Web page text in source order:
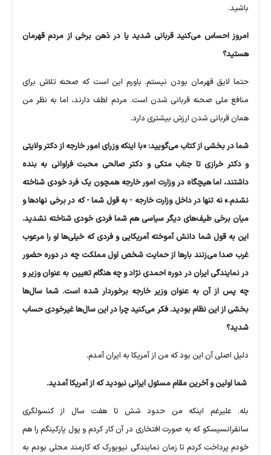
باشید.
امروز احساس می‌کنید قربانی شدید یا در ذهن برخی از مردم قهرمان
هستید؟
حتما لایق قهرمان بودن نیستم. باورم این است که صحنه تلاش برای
منافع ملی صحنه قربانی شدن است. مردم لطف دارند، اما به نظر من
همان قربانی شدن ارزش بیشتری دارد.
شما در بخشی از کتاب می‌گویید: «با اینکه وزرای امور خارجه از دکتر ولایتی
و دکتر خرازی تا جناب متکی و دکتر صالحی محبت فراوانی به بنده
داشتند، اما هیچگاه در وزارت امور خارجه همچون یک فرد خودی شناخته
نشدم.» نه تنها در داخل وزارت خارجه - به قول شما - که در برخی نهاد‌ها و
میان برخی طیف‌های دیگر سیاسی هم شما فردی خودی شناخته نشدید.
این به قول شما دانش آموخته آمریکایی و فردی که خیلی‌ها او را مرعوب
غرب صدا می‌زنند بار‌ها از حمایت شخص اول مملکت چه در دوره حضور
در نمایندگی ایران در دوره احمدی نژاد و چه هنگام تعیین به عنوان وزیر و
چه پس از آن به عنوان وزیر خارجه برخوردار شده است. شما سال‌ها
بخشی از این نظام بودید. فکر می‌کنید چرا در این سال‌ها غیرخودی حساب
شدید؟
دلیل اصلی آن این بود که من از آمریکا به ایران آمدم.
شما اولین و آخرین مقام مسئول ایرانی نبودید که از آمریکا آمدید.
بله. علیرغم اینکه من حدود شش تا هفت سال از کنسولگری
سانفرانسیسکو که به صورت افتخاری در آن کار کردم و پول پارکینگم را هم
خودم پرداخت کردم تا زمان نمایندگی نیویورک که کارمند محلی بودم به